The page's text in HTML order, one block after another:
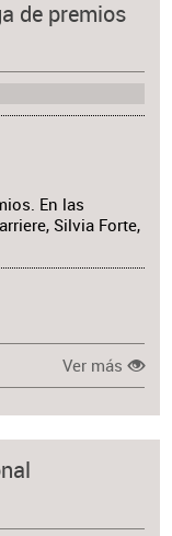
de premios
En las
Silvia Forte,
Ver más